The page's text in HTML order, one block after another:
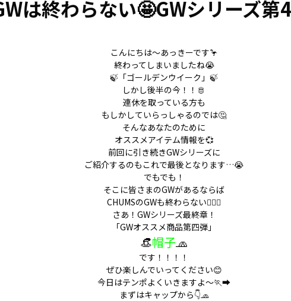
は終わらない🤩GWシリーズ第
こんにちは～あっきーです🦩
終わってしまいましたね😭
🍃「ゴールデンウイーク」🍃
しかし後半の今！！🫅
連休を取っている方も
もしかしていらっしゃるのでは🤔
そんなあなたのために
オススメアイテム情報を💞
前回に引き続きGWシリーズに
ご紹介するのもこれで最後となります…😭
でもでも！
そこに皆さまのGWがあるならば
CHUMSのGWも終わらない🙂‍↕️✨
さあ！GWシリーズ最終章！
「GWオススメ商品第四弾」
👒帽子🧢
です！！！！
ぜひ楽しんでいってください😊
今日はテンポよくいきますよ～🏃‍➡️
まずはキャップから👇🧢